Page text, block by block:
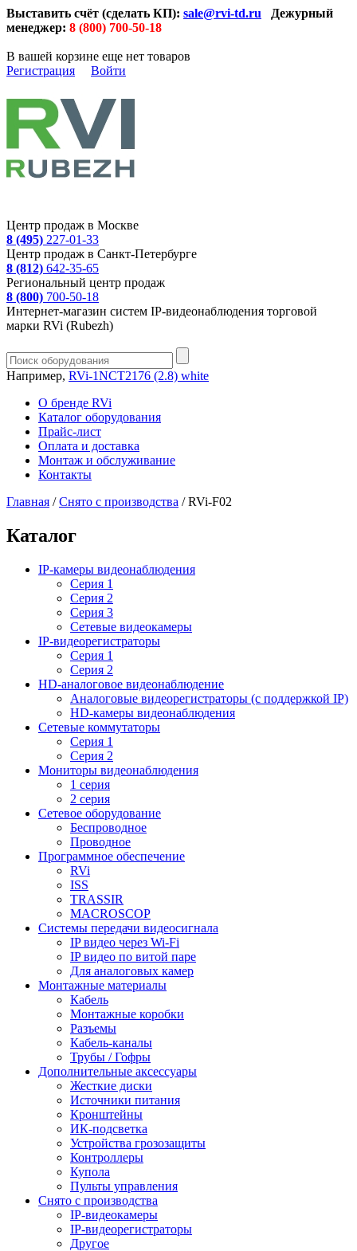
Выставить счёт (сделать КП): sale@rvi-td.ru
Дежурный
менеджер: 8 (800) 700-50-18
В вашей корзине еще нет товаров
Регистрация
Войти
Центр продаж в Москве
8 (495) 227-01-33
Центр продаж в Санкт-Петербурге
8 (812) 642-35-65
Региональный центр продаж
8 (800) 700-50-18
Интернет-магазин систем IP-видеонаблюдения торговой
марки RVi (Rubezh)
Например, RVi-1NCT2176 (2.8) white
О бренде RVi
Каталог оборудования
Прайс-лист
Оплата и доставка
Монтаж и обслуживание
Контакты
Главная /Снято с производства /RVi-F02
Каталог
IP-камеры видеонаблюдения
Серия 1
Серия 2
Серия 3
Сетевые видеокамеры
IP-видеорегистраторы
Серия 1
Серия 2
HD-аналоговое видеонаблюдение
Aналоговые видеорегистраторы (с поддержкой IP)
HD-камеры видеонаблюдения
Сетевые коммутаторы
Серия 1
Серия 2
Мониторы видеонаблюдения
1 серия
2 серия
Сетевое оборудование
Беспроводное
Проводное
Программное обеспечение
RVi
ISS
TRASSIR
MACROSCOP
Системы передачи видеосигнала
IP видео через Wi-Fi
IP видео по витой паре
Для аналоговых камер
Монтажные материалы
Кабель
Монтажные коробки
Разъемы
Кабель-каналы
Трубы / Гофры
Дополнительные аксессуары
Жесткие диски
Источники питания
Кронштейны
ИК-подсветка
Устройства грозозащиты
Контроллеры
Купола
Пульты управления
Снято с производства
IP-видеокамеры
IP-видеорегистраторы
Другое